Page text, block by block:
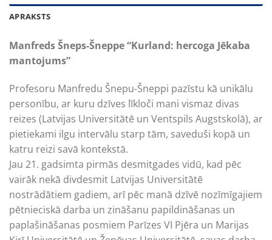
APRAKSTS
Manfreds Šneps-Šneppe “Kurland: hercoga Jēkaba
mantojums”
Profesoru Manfredu Šnepu-Šneppi pazīstu kā unikālu
personību, ar kuru dzīves līkloči mani vismaz divas
reizes (Latvijas Universitātē un Ventspils Augstskolā), ar
pietiekami ilgu intervālu starp tām, saveduši kopā un
katru reizi savā kontekstā.
Jau 21. gadsimta pirmās desmitgades vidū, kad pēc
vairāk nekā divdesmit Latvijas Universitātē
nostrādātiem gadiem, arī pēc manā dzīvē nozīmīgajiem
pētnieciskā darba un zināšanu papildināšanas un
paplašināšanas posmiem Parīzes VI Pjēra un Marijas